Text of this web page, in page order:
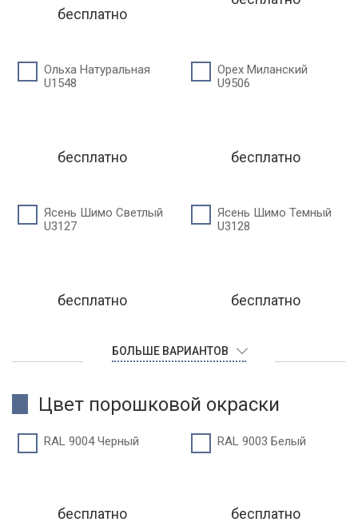
бесплатно
Ольха Натуральная
U1548
бесплатно
Орех Миланский
U9506
бесплатно
Ясень Шимо Светлый
U3127
бесплатно
Ясень Шимо Темный
U3128
бесплатно
БОЛЬШЕ ВАРИАНТОВ
Цвет порошковой окраски
RAL 9004 Черный
бесплатно
RAL 9003 Белый
бесплатно